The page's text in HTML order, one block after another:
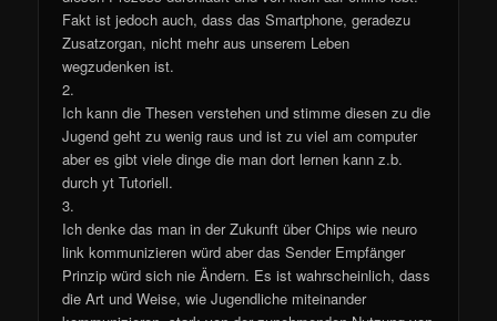
Fakt ist jedoch auch, dass das Smartphone, geradezu
Zusatzorgan, nicht mehr aus unserem Leben
wegzudenken ist.
2.
Ich kann die Thesen verstehen und stimme diesen zu die
Jugend geht zu wenig raus und ist zu viel am computer
aber es gibt viele dinge die man dort lernen kann z.b.
durch yt Tutoriell.
3.
Ich denke das man in der Zukunft über Chips wie neuro
link kommunizieren würd aber das Sender Empfänger
Prinzip würd sich nie Ändern. Es ist wahrscheinlich, dass
die Art und Weise, wie Jugendliche miteinander